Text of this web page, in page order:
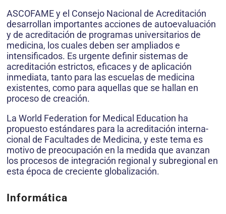
ASCOFAME y el Consejo Nacional de Acreditación
desarrollan importantes acciones de autoevaluación
y de acreditación de programas universitarios de
medicina, los cuales deben ser ampliados e
intensificados. Es urgente definir sistemas de
acreditación estrictos, eficaces y de aplicación
inmediata, tanto para las escuelas de medicina
existentes, como para aquellas que se hallan en
proceso de creación.
La World Federation for Medical Education ha
propuesto estándares para la acreditación interna-
cional de Facultades de Medicina, y este tema es
motivo de preocupación en la medida que avanzan
los procesos de integración regional y subregional en
esta época de creciente globalización.
Informática